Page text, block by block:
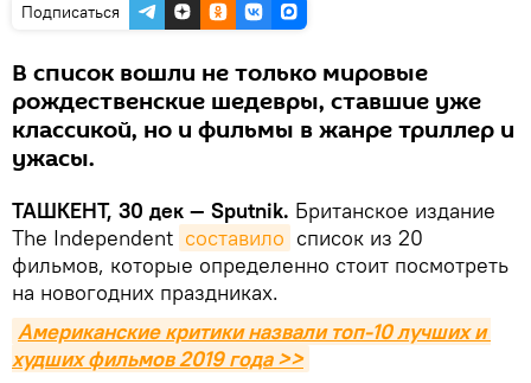
Подписаться
В список вошли не только мировые
рождественские шедевры, ставшие уже
классикой, но и фильмы в жанре триллер и
ужасы.
ТАШКЕНТ, 30 дек — Sputnik. Британское издание
The Independent составило список из 20
фильмов, которые определенно стоит посмотреть
на новогодних праздниках.
Американские критики назвали топ-10 лучших и
худших фильмов 2019 года >>